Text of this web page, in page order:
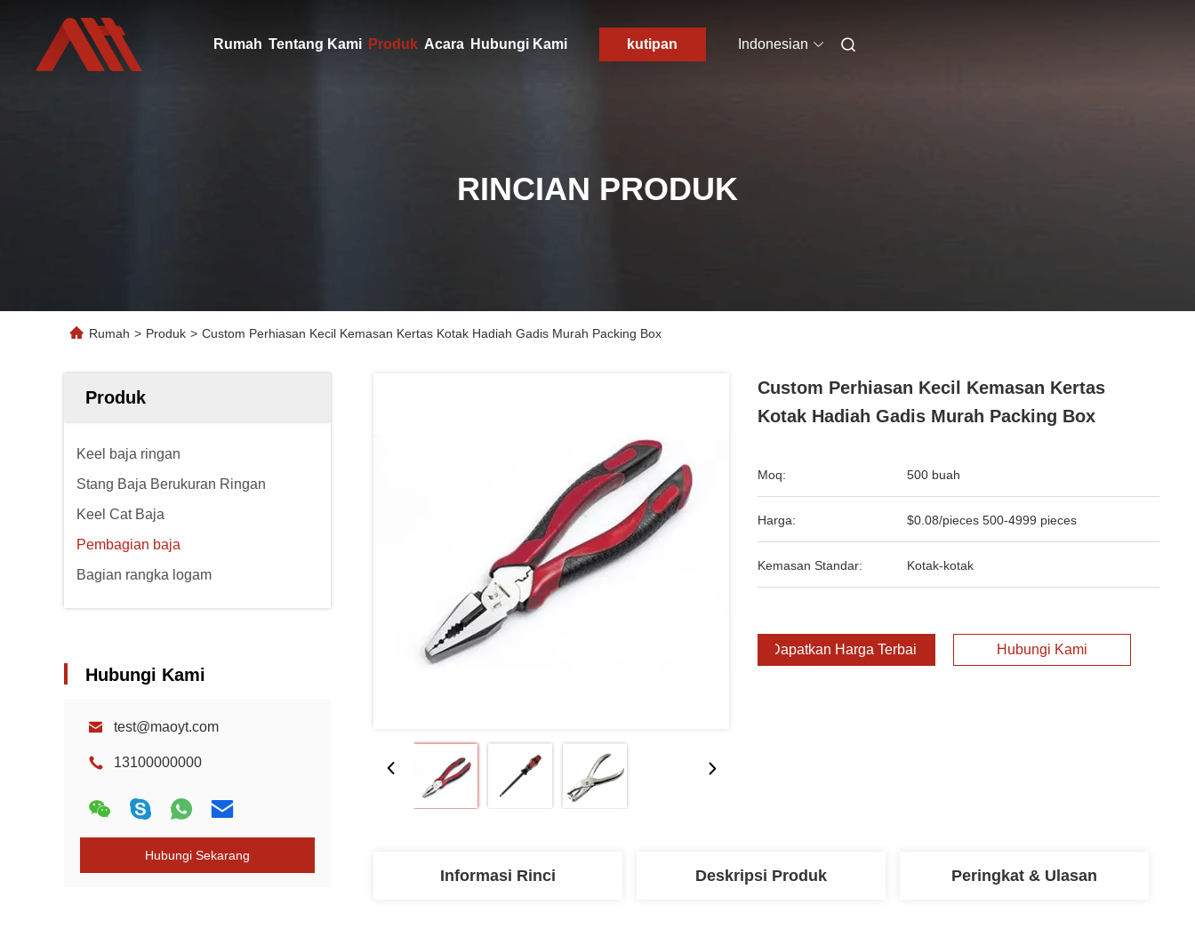
Rumah Tentang Kami Produk Acara Hubungi Kami kutipan Indonesian
RINCIAN PRODUK
Rumah > Produk > Custom Perhiasan Kecil Kemasan Kertas Kotak Hadiah Gadis Murah Packing Box
Produk
Keel baja ringan
Stang Baja Berukuran Ringan
Keel Cat Baja
Pembagian baja
Bagian rangka logam
Hubungi Kami
test@maoyt.com
13100000000
Hubungi Sekarang
Custom Perhiasan Kecil Kemasan Kertas
Kotak Hadiah Gadis Murah Packing Box
Moq: 500 buah
Harga: $0.08/pieces 500-4999 pieces
Kemasan Standar: Kotak-kotak
Dapatkan Harga Terbaik Hubungi Kami
Informasi Rinci Deskripsi Produk Peringkat & Ulasan